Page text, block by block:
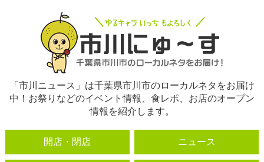
「市川ニュース」は千葉県市川市のローカルネタをお届け
中！お祭りなどのイベント情報、食レポ、お店のオープン
情報を紹介します。
開店・閉店 ニュース